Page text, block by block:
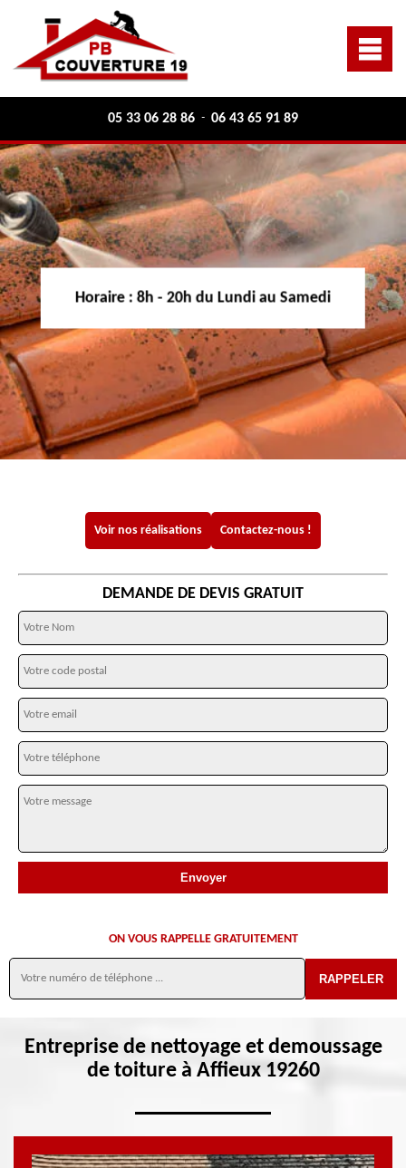
05 33 06 28 86 - 06 43 65 91 89
Horaire : 8h - 20h du Lundi au Samedi
Voir nos réalisations Contactez-nous !
DEMANDE DE DEVIS GRATUIT
ON VOUS RAPPELLE GRATUITEMENT
Entreprise de nettoyage et demoussage
de toiture à Affieux 19260